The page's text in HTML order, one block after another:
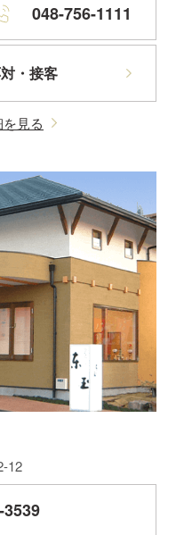
048-756-1111
・接客
見る
12